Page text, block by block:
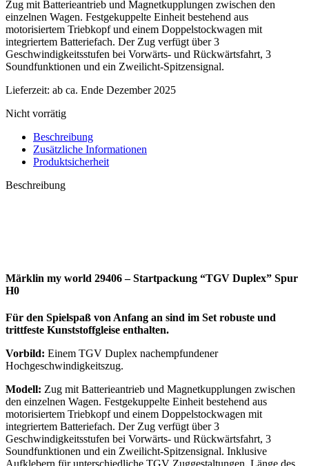
Zug mit Batterieantrieb und Magnetkupplungen zwischen den
einzelnen Wagen. Festgekuppelte Einheit bestehend aus
motorisiertem Triebkopf und einem Doppelstockwagen mit
integriertem Batteriefach. Der Zug verfügt über 3
Geschwindigkeitsstufen bei Vorwärts- und Rückwärtsfahrt, 3
Soundfunktionen und ein Zweilicht-Spitzensignal.
Lieferzeit: ab ca. Ende Dezember 2025
Nicht vorrätig
Beschreibung
Zusätzliche Informationen
Produktsicherheit
Beschreibung
Märklin my world 29406 – Startpackung “TGV Duplex” Spur
H0
Für den Spielspaß von Anfang an sind im Set robuste und
trittfeste Kunststoffgleise enthalten.
Vorbild: Einem TGV Duplex nachempfundener
Hochgeschwindigkeitszug.
Modell: Zug mit Batterieantrieb und Magnetkupplungen zwischen
den einzelnen Wagen. Festgekuppelte Einheit bestehend aus
motorisiertem Triebkopf und einem Doppelstockwagen mit
integriertem Batteriefach. Der Zug verfügt über 3
Geschwindigkeitsstufen bei Vorwärts- und Rückwärtsfahrt, 3
Soundfunktionen und ein Zweilicht-Spitzensignal. Inklusive
Aufklebern für unterschiedliche TGV Zuggestaltungen. Länge des